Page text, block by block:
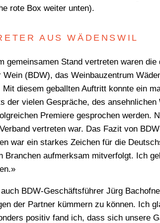
rote Box weiter unten).
AUS WÄDENSWIL
gemeinsamen Stand vertreten waren
Wein (BDW), das Weinbauzentrum
Mit diesem geballten Auftritt konnte ein
der vielen Gespräche, des
Premiere gesprochen werden.
vertreten war. Das Fazit von
war ein starkes Zeichen für die
Branchen aufmerksam mitverfolgt. Ich
BDW-Geschäftsführer Jürg
der Partner kümmern zu können. Ich
positiv fand ich, dass sich unsere